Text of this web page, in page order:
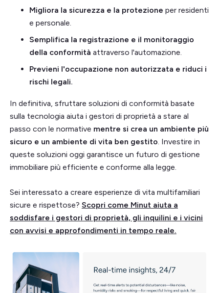
Migliora la sicurezza e la protezione per residenti
e personale.
Semplifica la registrazione e il monitoraggio
della conformità attraverso l'automazione.
Previeni l'occupazione non autorizzata e riduci i
rischi legali.
In definitiva, sfruttare soluzioni di conformità basate
sulla tecnologia aiuta i gestori di proprietà a stare al
passo con le normative mentre si crea un ambiente più
sicuro e un ambiente di vita ben gestito. Investire in
queste soluzioni oggi garantisce un futuro di gestione
immobiliare più efficiente e conforme alla legge.
Sei interessato a creare esperienze di vita multifamiliari
sicure e rispettose? Scopri come Minut aiuta a
soddisfare i gestori di proprietà, gli inquilini e i vicini
con avvisi e approfondimenti in tempo reale.